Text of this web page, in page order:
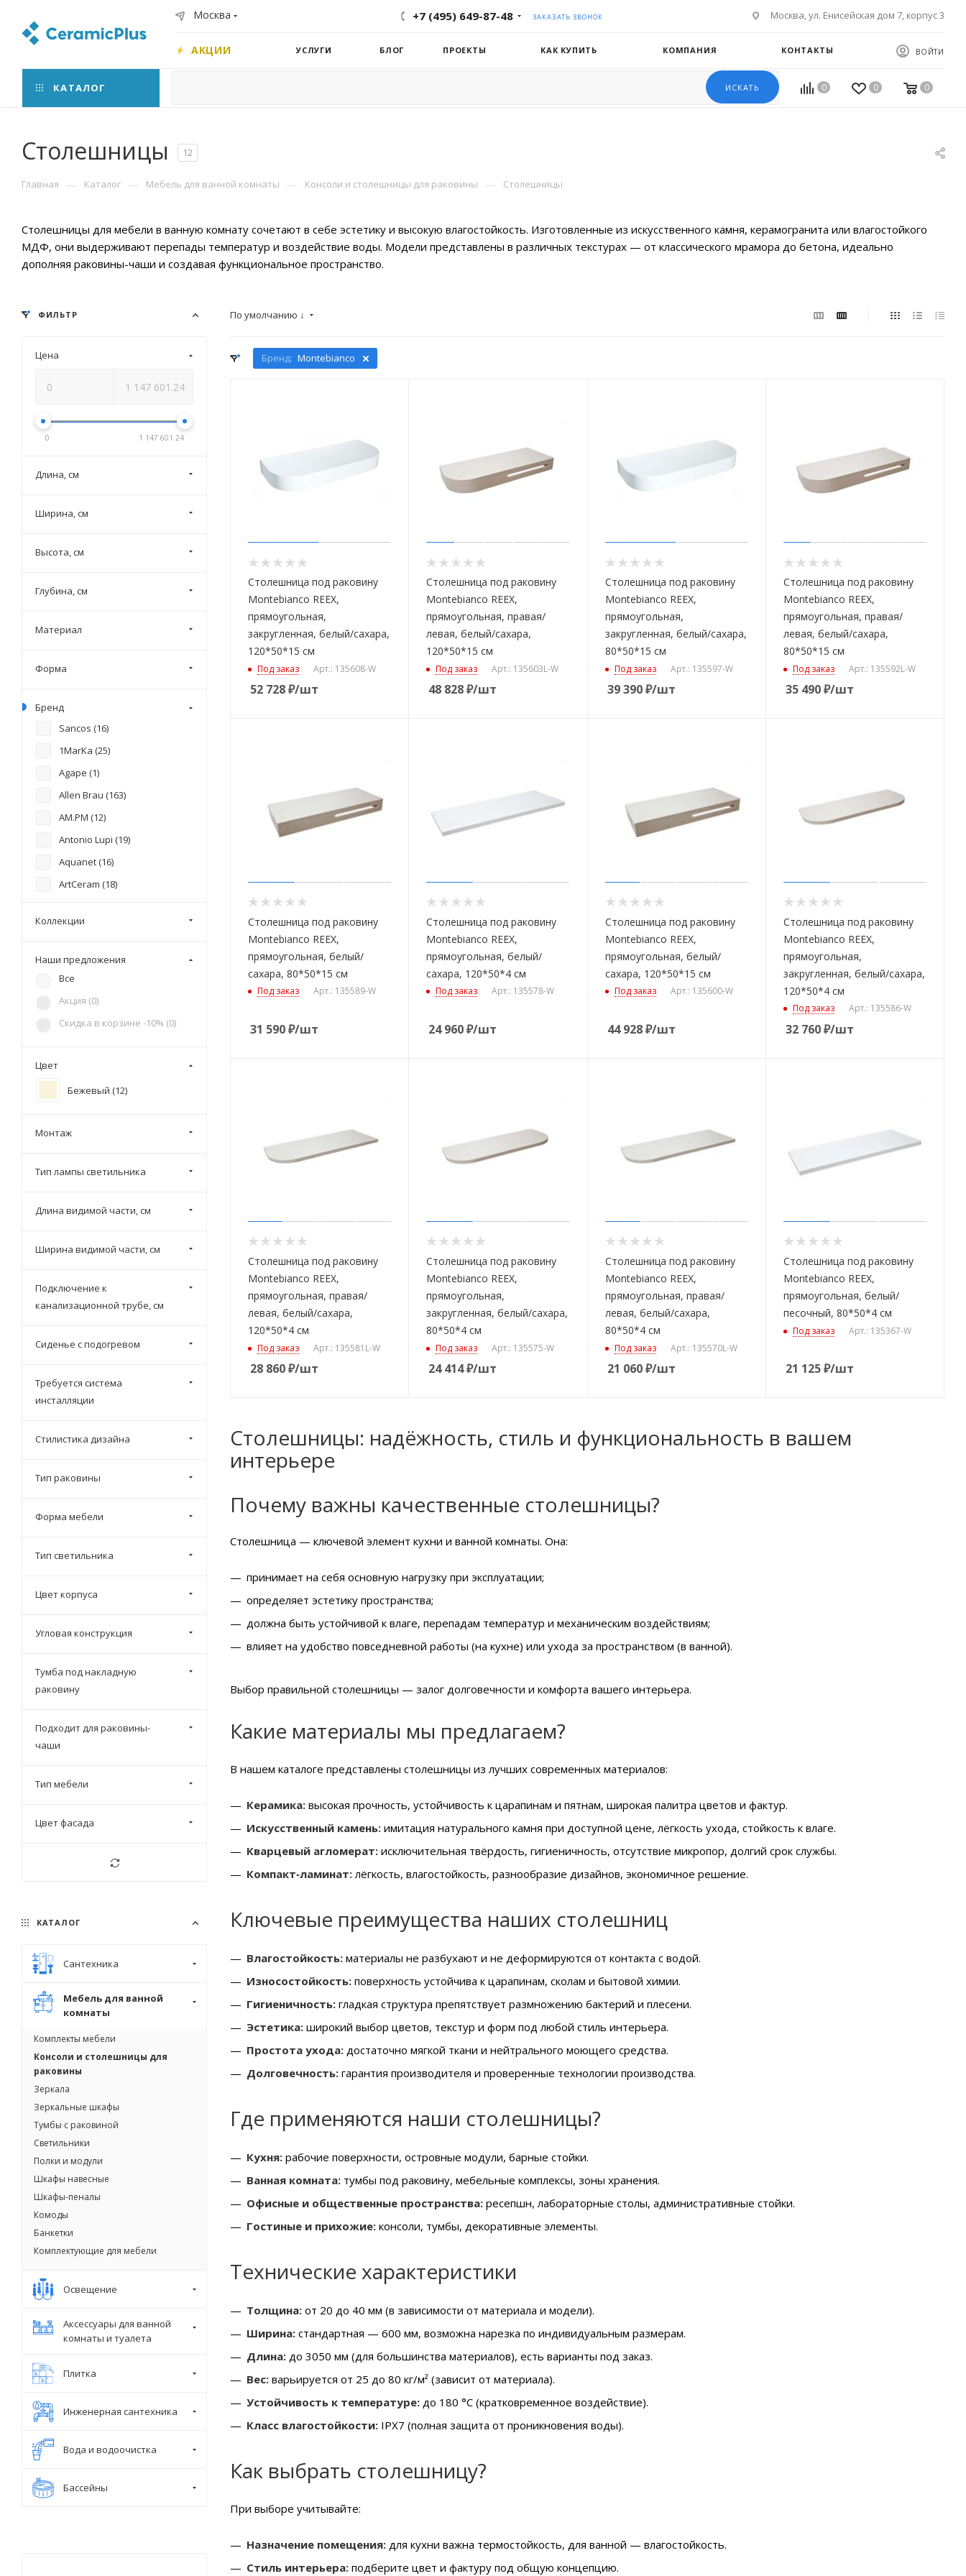
Москва +7 (495) 649-87-48 ЗАКАЗАТЬ ЗВОНОК Москва, ул. Енисейская дом 7, корпус 3
АКЦИИ УСЛУГИ БЛОГ ПРОЕКТЫ КАК КУПИТЬ КОМПАНИЯ КОНТАКТЫ ВОЙТИ
КАТАЛОГ ИСКАТЬ 0 0 0
Столешницы 12
Главная — Каталог — Мебель для ванной комнаты — Консоли и столешницы для раковины — Столешницы
Столешницы для мебели в ванную комнату сочетают в себе эстетику и высокую влагостойкость. Изготовленные из искусственного камня, керамогранита или влагостойкого
МДФ, они выдерживают перепады температур и воздействие воды. Модели представлены в различных текстурах — от классического мрамора до бетона, идеально
дополняя раковины-чаши и создавая функциональное пространство.
По умолчанию ↓
Бренд: Montebianco
Столешница под раковину
Montebianco REEX,
прямоугольная,
закругленная, белый/сахара,
120*50*15 см
Под заказ Арт.: 135608-W
52 728₽/шт
Столешница под раковину
Montebianco REEX,
прямоугольная, правая/
левая, белый/сахара,
120*50*15 см
Под заказ Арт.: 135603L-W
48 828₽/шт
Столешница под раковину
Montebianco REEX,
прямоугольная,
закругленная, белый/сахара,
80*50*15 см
Под заказ Арт.: 135597-W
39 390₽/шт
Столешница под раковину
Montebianco REEX,
прямоугольная, правая/
левая, белый/сахара,
80*50*15 см
Под заказ Арт.: 135592L-W
35 490₽/шт
Столешница под раковину
Montebianco REEX,
прямоугольная, белый/
сахара, 80*50*15 см
Под заказ Арт.: 135589-W
31 590₽/шт
Столешница под раковину
Montebianco REEX,
прямоугольная, белый/
сахара, 120*50*4 см
Под заказ Арт.: 135578-W
24 960₽/шт
Столешница под раковину
Montebianco REEX,
прямоугольная, белый/
сахара, 120*50*15 см
Под заказ Арт.: 135600-W
44 928₽/шт
Столешница под раковину
Montebianco REEX,
прямоугольная,
закругленная, белый/сахара,
120*50*4 см
Под заказ Арт.: 135586-W
32 760₽/шт
Столешница под раковину
Montebianco REEX,
прямоугольная, правая/
левая, белый/сахара,
120*50*4 см
Под заказ Арт.: 135581L-W
28 860₽/шт
Столешница под раковину
Montebianco REEX,
прямоугольная,
закругленная, белый/сахара,
80*50*4 см
Под заказ Арт.: 135575-W
24 414₽/шт
Столешница под раковину
Montebianco REEX,
прямоугольная, правая/
левая, белый/сахара,
80*50*4 см
Под заказ Арт.: 135570L-W
21 060₽/шт
Столешница под раковину
Montebianco REEX,
прямоугольная, белый/
песочный, 80*50*4 см
Под заказ Арт.: 135367-W
21 125₽/шт
Столешницы: надёжность, стиль и функциональность в вашем
интерьере
Почему важны качественные столешницы?
Столешница — ключевой элемент кухни и ванной комнаты. Она:
принимает на себя основную нагрузку при эксплуатации;
определяет эстетику пространства;
должна быть устойчивой к влаге, перепадам температур и механическим воздействиям;
влияет на удобство повседневной работы (на кухне) или ухода за пространством (в ванной).
Выбор правильной столешницы — залог долговечности и комфорта вашего интерьера.
Какие материалы мы предлагаем?
В нашем каталоге представлены столешницы из лучших современных материалов:
Керамика: высокая прочность, устойчивость к царапинам и пятнам, широкая палитра цветов и фактур.
Искусственный камень: имитация натурального камня при доступной цене, лёгкость ухода, стойкость к влаге.
Кварцевый агломерат: исключительная твёрдость, гигиеничность, отсутствие микропор, долгий срок службы.
Компакт‑ламинат: лёгкость, влагостойкость, разнообразие дизайнов, экономичное решение.
Ключевые преимущества наших столешниц
Влагостойкость: материалы не разбухают и не деформируются от контакта с водой.
Износостойкость: поверхность устойчива к царапинам, сколам и бытовой химии.
Гигиеничность: гладкая структура препятствует размножению бактерий и плесени.
Эстетика: широкий выбор цветов, текстур и форм под любой стиль интерьера.
Простота ухода: достаточно мягкой ткани и нейтрального моющего средства.
Долговечность: гарантия производителя и проверенные технологии производства.
Где применяются наши столешницы?
Кухня: рабочие поверхности, островные модули, барные стойки.
Ванная комната: тумбы под раковину, мебельные комплексы, зоны хранения.
Офисные и общественные пространства: ресепшн, лабораторные столы, административные стойки.
Гостиные и прихожие: консоли, тумбы, декоративные элементы.
Технические характеристики
Толщина: от 20 до 40 мм (в зависимости от материала и модели).
Ширина: стандартная — 600 мм, возможна нарезка по индивидуальным размерам.
Длина: до 3050 мм (для большинства материалов), есть варианты под заказ.
Вес: варьируется от 25 до 80 кг/м² (зависит от материала).
Устойчивость к температуре: до 180 °C (кратковременное воздействие).
Класс влагостойкости: IPX7 (полная защита от проникновения воды).
Как выбрать столешницу?
При выборе учитывайте:
Назначение помещения: для кухни важна термостойкость, для ванной — влагостойкость.
Стиль интерьера: подберите цвет и фактуру под общую концепцию.
КАТАЛОГ
Сантехника
Мебель для ванной
комнаты
Комплекты мебели
Консоли и столешницы для
раковины
Зеркала
Зеркальные шкафы
Тумбы с раковиной
Светильники
Полки и модули
Шкафы навесные
Шкафы-пеналы
Комоды
Банкетки
Комплектующие для мебели
Освещение
Аксессуары для ванной
комнаты и туалета
Плитка
Инженерная сантехника
Вода и водоочистка
Бассейны
ФИЛЬТР
Цена
0 1 147 601.24
Длина, см
Ширина, см
Высота, см
Глубина, см
Материал
Форма
Бренд
Sancos (16)
1MarKa (25)
Agape (1)
Allen Brau (163)
AM.PM (12)
Antonio Lupi (19)
Aquanet (16)
ArtCeram (18)
Boheme (
Cersanit (
Flaminia (
)
Jacob Delafon (
Kerama Marazzi (207
La Fenice (12)
Ravak (21 )
Roca (12)
Коллекции
Наши предложения
Все
Акция (0)
Скидка в корзине -10% (0)
Цвет
Бежевый (12)
Монтаж
Тип лампы светильника
Длина видимой части, см
Ширина видимой части, см
Подключение к
канализационной трубе, см
Сиденье с подогревом
Требуется система
инсталляции
Стилистика дизайна
Тип раковины
Форма мебели
Тип светильника
Цвет корпуса
Угловая конструкция
Тумба под накладную
раковину
Подходит для раковины-
чаши
Тип мебели
Цвет фасада